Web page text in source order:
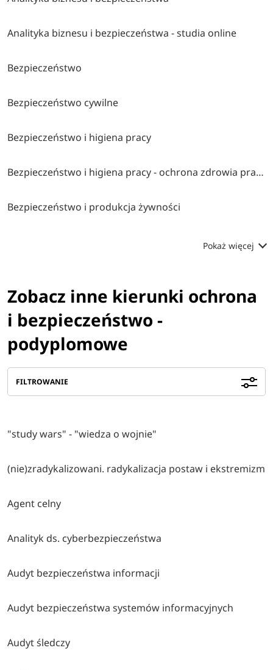
Analityka biznesu i bezpieczeństwa - studia online
Bezpieczeństwo
Bezpieczeństwo cywilne
Bezpieczeństwo i higiena pracy
Bezpieczeństwo i higiena pracy - ochrona zdrowia pracujących
Bezpieczeństwo i produkcja żywności
Pokaż więcej
Zobacz inne kierunki ochrona
i bezpieczeństwo -
podyplomowe
FILTROWANIE
"study wars" - "wiedza o wojnie"
(nie)zradykalizowani. radykalizacja postaw i ekstremizm
Agent celny
Analityk ds. cyberbezpieczeństwa
Audyt bezpieczeństwa informacji
Audyt bezpieczeństwa systemów informacyjnych
Audyt śledczy